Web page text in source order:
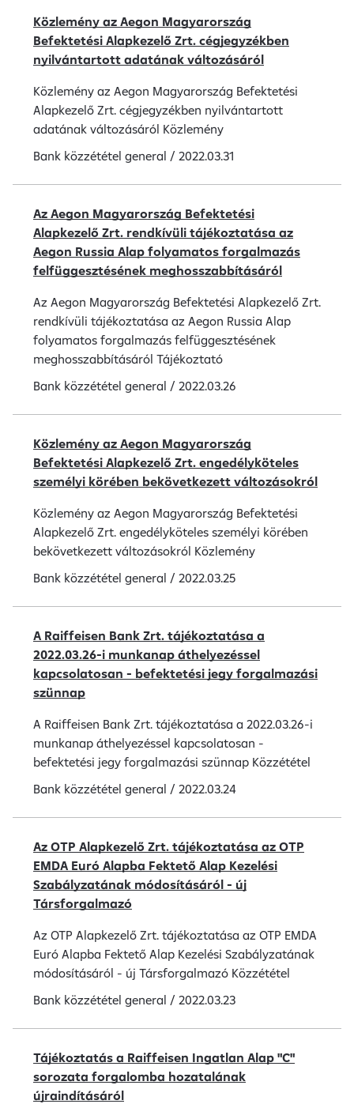
Közlemény az Aegon Magyarország
Befektetési Alapkezelő Zrt. cégjegyzékben
nyilvántartott adatának változásáról
Közlemény az Aegon Magyarország Befektetési
Alapkezelő Zrt. cégjegyzékben nyilvántartott
adatának változásáról Közlemény
Bank közzététel general / 2022.03.31
Az Aegon Magyarország Befektetési
Alapkezelő Zrt. rendkívüli tájékoztatása az
Aegon Russia Alap folyamatos forgalmazás
felfüggesztésének meghosszabbításáról
Az Aegon Magyarország Befektetési Alapkezelő Zrt.
rendkívüli tájékoztatása az Aegon Russia Alap
folyamatos forgalmazás felfüggesztésének
meghosszabbításáról Tájékoztató
Bank közzététel general / 2022.03.26
Közlemény az Aegon Magyarország
Befektetési Alapkezelő Zrt. engedélyköteles
személyi körében bekövetkezett változásokról
Közlemény az Aegon Magyarország Befektetési
Alapkezelő Zrt. engedélyköteles személyi körében
bekövetkezett változásokról Közlemény
Bank közzététel general / 2022.03.25
A Raiffeisen Bank Zrt. tájékoztatása a
2022.03.26-i munkanap áthelyezéssel
kapcsolatosan - befektetési jegy forgalmazási
szünnap
A Raiffeisen Bank Zrt. tájékoztatása a 2022.03.26-i
munkanap áthelyezéssel kapcsolatosan -
befektetési jegy forgalmazási szünnap Közzététel
Bank közzététel general / 2022.03.24
Az OTP Alapkezelő Zrt. tájékoztatása az OTP
EMDA Euró Alapba Fektető Alap Kezelési
Szabályzatának módosításáról - új
Társforgalmazó
Az OTP Alapkezelő Zrt. tájékoztatása az OTP EMDA
Euró Alapba Fektető Alap Kezelési Szabályzatának
módosításáról - új Társforgalmazó Közzététel
Bank közzététel general / 2022.03.23
Tájékoztatás a Raiffeisen Ingatlan Alap "C"
sorozata forgalomba hozatalának
újraindításáról